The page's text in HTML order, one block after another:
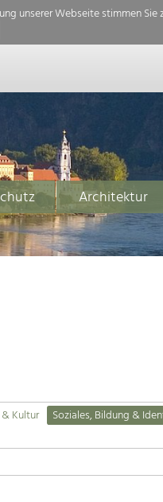
unserer Webseite stimmen
Architektur
Kultur
Soziales, Bildung &